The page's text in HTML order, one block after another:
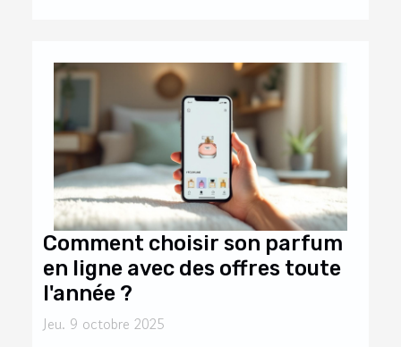
Comment choisir son parfum
en ligne avec des offres toute
l'année ?
Jeu. 9 octobre 2025